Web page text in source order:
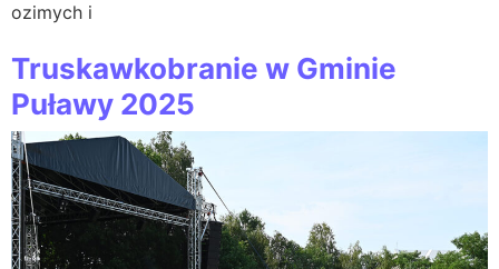
ozimych i
Truskawkobranie w Gminie
Puławy 2025